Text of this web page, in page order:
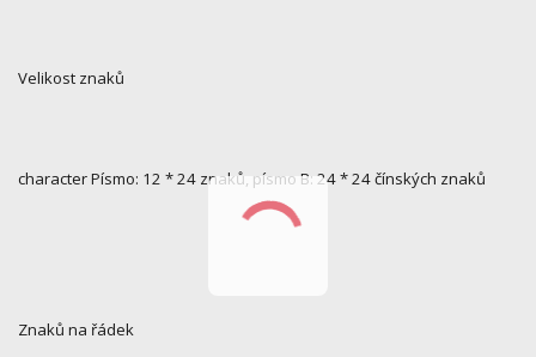
Velikost znaků
character Písmo: 12 * 24 znaků, písmo B: 24 * 24 čínských znaků
Znaků na řádek